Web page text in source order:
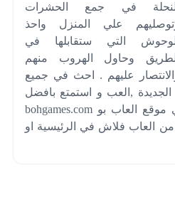
في جمع الحشرات
علي المنزل واحذ
التي ستقابلها في
وحاول الهروب منهم
عليهم . احث في جميع
,العب و استمتع بافضل
العاب فلاش اون لاين في موقع العاب بو bohgames.com
من العاب فلاش في الرئيسية او